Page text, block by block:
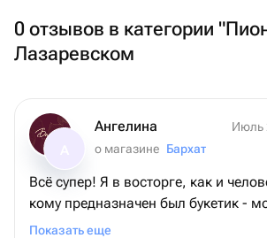
0 отзывов в категории
Лазаревском
Ангелина
о магазине Бархат
Всё супер! Я в восторге, как и
кому предназначен был букетик -
мамочка. Во-первых, цветы
Показать еще